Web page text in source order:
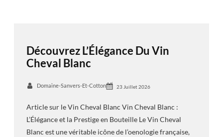
Découvrez L’Élégance Du Vin
Cheval Blanc
Domaine-Sanvers-Et-Cotton 23 Juillet 2026
Article sur le Vin Cheval Blanc Vin Cheval Blanc :
L’Élégance et la Prestige en Bouteille Le Vin Cheval
Blanc est une véritable icône de l’oenologie française,